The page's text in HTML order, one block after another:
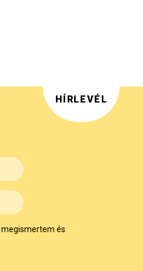
HÍRLEVÉL
megismertem és